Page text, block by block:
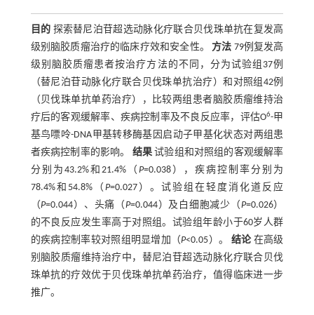
目的 探索替尼泊苷超选动脉化疗联合贝伐珠单抗在复发高
级别脑胶质瘤治疗的临床疗效和安全性。 方法 79例复发高
级别脑胶质瘤患者按治疗方法的不同，分为试验组37例
（替尼泊苷动脉化疗联合贝伐珠单抗治疗）和对照组42例
（贝伐珠单抗单药治疗），比较两组患者脑胶质瘤维持治
疗后的客观缓解率、疾病控制率及不良反应率，评估O6-甲
基鸟嘌呤-DNA甲基转移酶基因启动子甲基化状态对两组患
者疾病控制率的影响。 结果 试验组和对照组的客观缓解率
分别为43.2%和21.4%（ P=0.038），疾病控制率分别为
78.4%和54.8%（ P=0.027）。试验组在轻度消化道反应
（P=0.044）、头痛（ P=0.044）及白细胞减少（ P=0.026）
的不良反应发生率高于对照组。试验组年龄小于60岁人群
的疾病控制率较对照组明显增加（P<0.05）。 结论在高级
别脑胶质瘤维持治疗中，替尼泊苷超选动脉化疗联合贝伐
珠单抗的疗效优于贝伐珠单抗单药治疗，值得临床进一步
推广。